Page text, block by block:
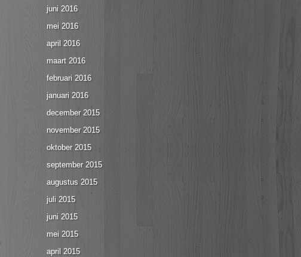
juni 2016
mei 2016
april 2016
maart 2016
februari 2016
januari 2016
december 2015
november 2015
oktober 2015
september 2015
augustus 2015
juli 2015
juni 2015
mei 2015
april 2015